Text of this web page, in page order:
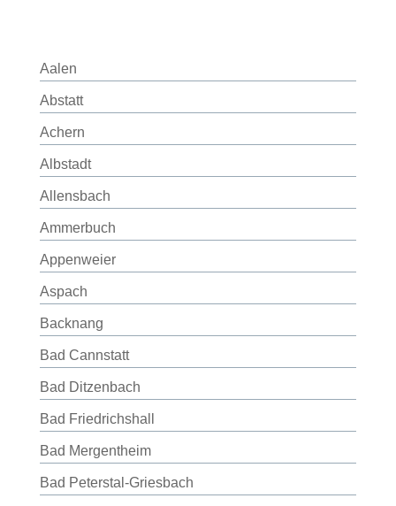
Aalen
Abstatt
Achern
Albstadt
Allensbach
Ammerbuch
Appenweier
Aspach
Backnang
Bad Cannstatt
Bad Ditzenbach
Bad Friedrichshall
Bad Mergentheim
Bad Peterstal-Griesbach